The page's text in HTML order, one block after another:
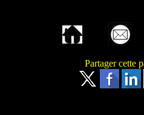
Partager cette